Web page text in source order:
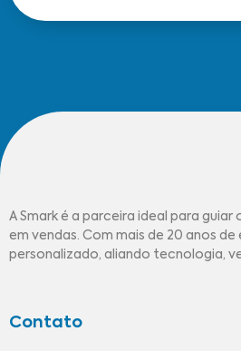
A Smark é a parceira ideal para
em vendas. Com mais de 20 anos
personalizado, aliando tecnologia,
Contato